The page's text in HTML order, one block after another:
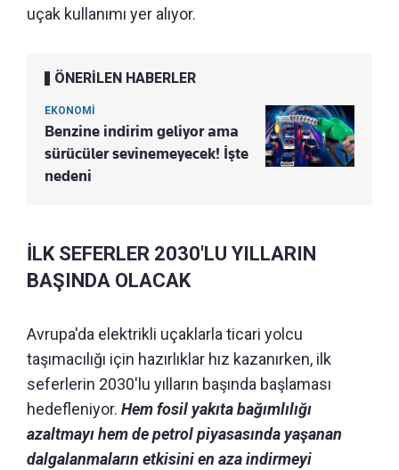
uçak kullanımı yer alıyor.
ÖNERİLEN HABERLER
EKONOMİ
Benzine indirim geliyor ama
sürücüler sevinemeyecek! İşte
nedeni
İLK SEFERLER 2030'LU YILLARIN
BAŞINDA OLACAK
Avrupa'da elektrikli uçaklarla ticari yolcu
taşımacılığı için hazırlıklar hız kazanırken, ilk
seferlerin 2030'lu yılların başında başlaması
hedefleniyor. Hem fosil yakıta bağımlılığı
azaltmayı hem de petrol piyasasında yaşanan
dalgalanmaların etkisini en aza indirmeyi